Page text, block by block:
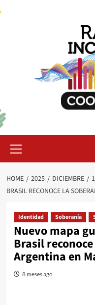
Menu
HOME 2025 DICIEMBRE
BRASIL RECONOCE LA
Identidad Soberanía
Nuevo mapa
Brasil
Argentina en
8 meses ago